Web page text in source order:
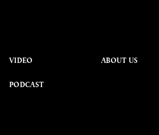
VIDEO
PODCAST
ABOUT US